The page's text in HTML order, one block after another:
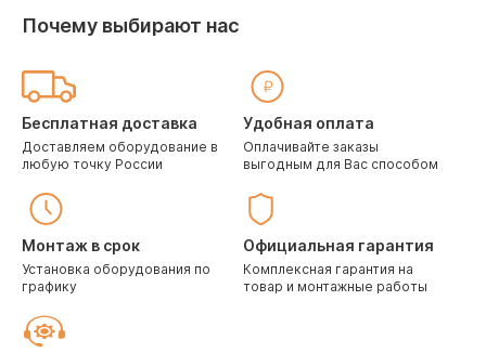
Почему выбирают нас
Бесплатная доставка
Доставляем оборудование в
любую точку России
Удобная оплата
Оплачивайте заказы
выгодным для Вас способом
Монтаж в срок
Установка оборудования по
графику
Официальная гарантия
Комплексная гарантия на
товар и монтажные работы